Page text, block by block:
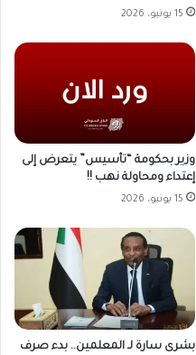
15 يونيو، 2026
وزير بحكومة “تأسيس” يتعرض إلى
إعتداء ومحاولة نهب !!
15 يونيو، 2026
بشرى سارة لـ المعلمين.. بدء صرف